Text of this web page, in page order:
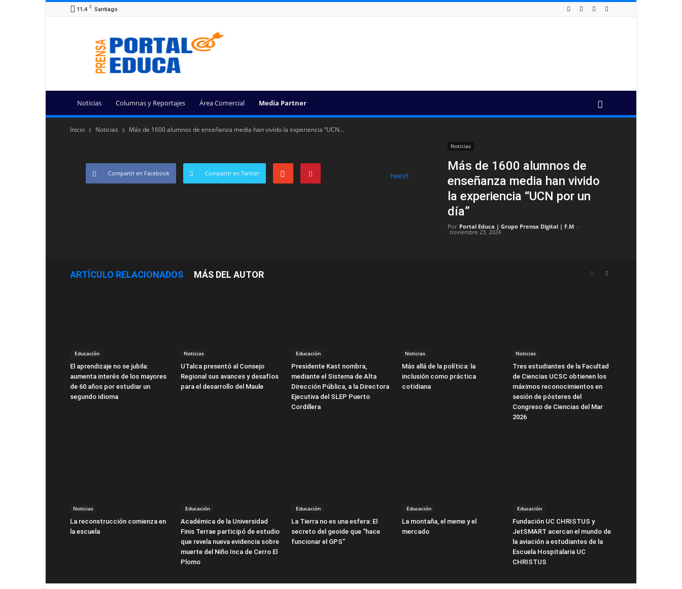
11.4 C Santiago
Portal
Educa
Noticias Columnas y Reportajes Área Comercial Media Partner
Inicio Noticias Más de 1600 alumnos de enseñanza media han vivido la experiencia “UCN...
Noticias
Más de 1600 alumnos de
enseñanza media han vivido
la experiencia “UCN por un
día”
Por Portal Educa | Grupo Prensa Digital | F.M -
noviembre 23, 2024
Compartir en Facebook Compartir en Twitter tweet
ARTÍCULO RELACIONADOS MÁS DEL AUTOR
Educación
El aprendizaje no se jubila:
aumenta interés de los mayores
de 60 años por estudiar un
segundo idioma
Noticias
UTalca presentó al Consejo
Regional sus avances y desafíos
para el desarrollo del Maule
Educación
Presidente Kast nombra,
mediante el Sistema de Alta
Dirección Pública, a la Directora
Ejecutiva del SLEP Puerto
Cordillera
Noticias
Más allá de la política: la
inclusión como práctica
cotidiana
Noticias
Tres estudiantes de la Facultad
de Ciencias UCSC obtienen los
máximos reconocimientos en
sesión de pósteres del
Congreso de Ciencias del Mar
2026
Noticias
La reconstrucción comienza en
la escuela
Educación
Académica de la Universidad
Finis Terrae participó de estudio
que revela nueva evidencia sobre
muerte del Niño Inca de Cerro El
Plomo
Educación
La Tierra no es una esfera: El
secreto del geoide que “hace
funcionar el GPS”
Educación
La montaña, el meme y el
mercado
Educación
Fundación UC CHRISTUS y
JetSMART acercan el mundo de
la aviación a estudiantes de la
Escuela Hospitalaria UC
CHRISTUS